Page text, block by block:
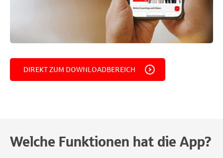
DIREKT ZUM DOWNLOADBEREICH
Welche Funktionen hat die App?